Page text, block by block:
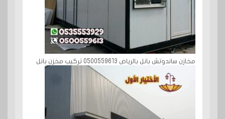
مخازن ساندوتش بانل بالرياض 0500559613 تركيب مخزن بانل